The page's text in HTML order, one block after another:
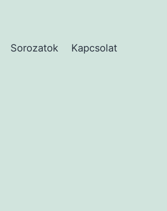
Sorozatok Kapcsolat